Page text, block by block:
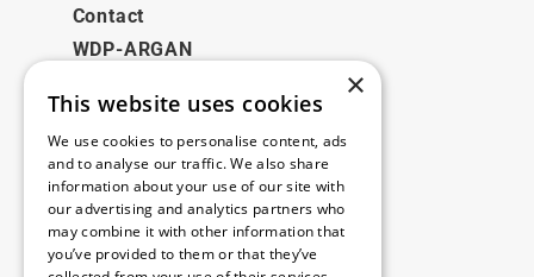
Contact
WDP-ARGAN
Juridisch
Disclaimer
Privacybeleid
Cookie Policy
×
This website uses cookies
We use cookies to personalise content, ads
and to analyse our traffic. We also share
information about your use of our site with
our advertising and analytics partners who
may combine it with other information that
you’ve provided to them or that they’ve